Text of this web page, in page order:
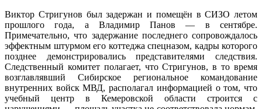
Виктор Стригунов был задержан и помещён в СИЗО летом
прошлого года, а Владимир Панов — в сентябре.
Примечательно, что задержание последнего сопровождалось
эффектным штурмом его коттеджа спецназом, кадры которого
позднее демонстрировались представителями следствия.
Следственный комитет полагает, что Стригунов, в то время
возглавлявший Сибирское региональное командование
внутренних войск МВД, располагал информацией о том, что
учебный центр в Кемеровской области строится с